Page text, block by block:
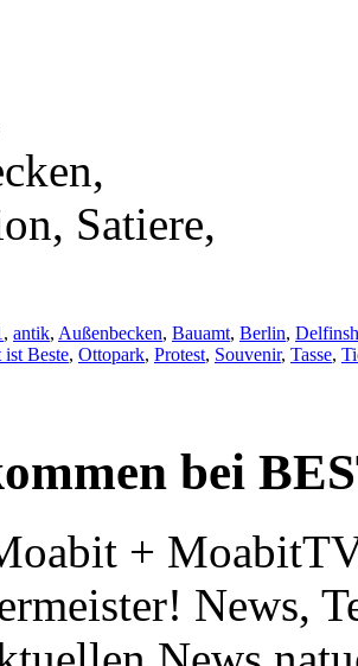
, antik, Außenbecken, Bauamt, Berlin,
Beste, Ottopark, Protest, Souvenir, Tasse,
bei
+
News,